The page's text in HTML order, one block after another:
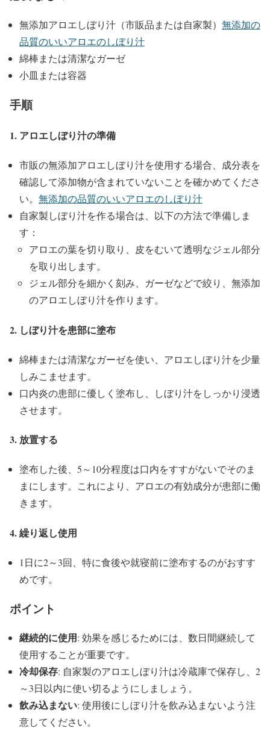
無添加アロエしぼり汁（市販品または自家製） 無添加の
品質のいいアロエのしぼり汁
綿棒または清潔なガーゼ
小皿または容器
手順
1. アロエしぼり汁の準備
市販の無添加アロエしぼり汁を使用する場合、成分表を
確認して添加物が含まれていないことを確かめてくださ
い。 無添加の品質のいいアロエのしぼり汁
自家製しぼり汁を作る場合は、以下の方法で準備しま
す：
アロエの葉を切り取り、皮をむいて透明なジェル部分
を取り出します。
ジェル部分を細かく刻み、ガーゼなどで絞り、無添加
のアロエしぼり汁を作ります。
2. しぼり汁を患部に塗布
綿棒または清潔なガーゼを使い、アロエしぼり汁を少量
しみこませます。
口内炎の患部に優しく塗布し、しぼり汁をしっかり浸透
させます。
3. 放置する
塗布した後、5～10分程度は口内をすすがないでそのま
まにします。これにより、アロエの有効成分が患部に働
きます。
4. 繰り返し使用
1日に2～3回、特に食後や就寝前に塗布するのがおすす
めです。
ポイント
継続的に使用: 効果を感じるためには、数日間継続して
使用することが重要です。
冷却保存: 自家製のアロエしぼり汁は冷蔵庫で保存し、2
～3日以内に使い切るようにしましょう。
飲み込まない: 使用後にしぼり汁を飲み込まないよう注
意してください。